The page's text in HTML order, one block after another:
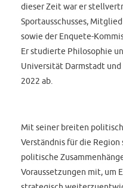
dieser Zeit war er
Sportausschusses,
sowie der Enquete-
Er studierte Philosophie
Universität Darmstadt und
2022 ab.
Mit seiner breiten
Verständnis für die
politische
Voraussetzungen mit, um